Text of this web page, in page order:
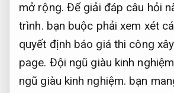
mở rộng. Để giải đáp câu hỏi
trình. bạn buộc phải xem xét
quyết định báo giá thi công
page. Đội ngũ giàu kinh
ngũ giàu kinh nghiệm. bạn